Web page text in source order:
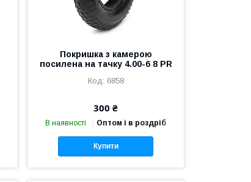
Покришка з камерою
посилена на тачку 4.00-6 8 PR
6858
300 ₴
В наявності Оптом і в роздріб
Купити